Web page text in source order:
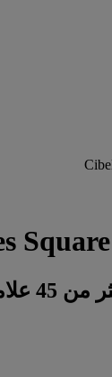
لمجموعة أكور